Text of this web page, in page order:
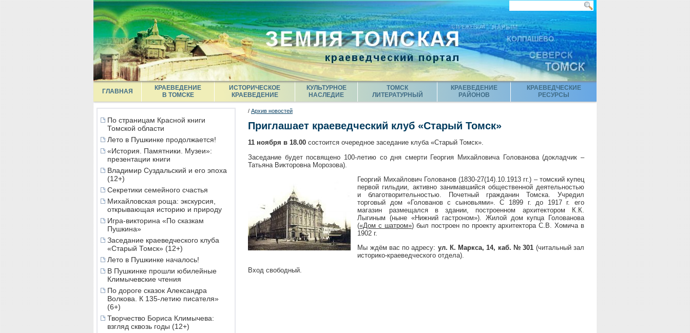
ГЛАВНАЯ
КРАЕВЕДЕНИЕ
В ТОМСКЕ
ИСТОРИЧЕСКОЕ
КРАЕВЕДЕНИЕ
КУЛЬТУРНОЕ
НАСЛЕДИЕ
ТОМСК
ЛИТЕРАТУРНЫЙ
КРАЕВЕДЕНИЕ
РАЙОНОВ
КРАЕВЕДЧЕСКИЕ
РЕСУРСЫ
По страницам Красной книги
Томской области
Лето в Пушкинке продолжается!
«История. Памятники. Музеи»:
презентации книги
Владимир Суздальский и его эпоха
(12+)
Секретики семейного счастья
Михайловская роща: экскурсия,
открывающая историю и природу
Игра-викторина «По сказкам
Пушкина»
Заседание краеведческого клуба
«Старый Томск» (12+)
Лето в Пушкинке началось!
В Пушкинке прошли юбилейные
Климычевские чтения
По дороге сказок Александра
Волкова. К 135-летию писателя»
(6+)
Творчество Бориса Климычева:
взгляд сквозь годы (12+)
/ Архив новостей
Приглашает краеведческий клуб «Старый Томск»
11 ноября в 18.00 состоится очередное заседание клуба «Старый Томск».
Заседание будет посвящено 100-летию со дня смерти Георгия Михайловича Голованова (докладчик –
Татьяна Викторовна Морозова).
Георгий Михайлович Голованов (1830-27(14).10.1913 гг.) – томский купец
первой гильдии, активно занимавшийся общественной деятельностью
и благотворительностью. Почетный гражданин Томска. Учредил
торговый дом «Голованов с сыновьями». С 1899 г. до 1917 г. его
магазин размещался в здании, построенном архитектором К.К.
Лыгиным (ныне «Нижний гастроном»). Жилой дом купца Голованова
(«Дом с шатром») был построен по проекту архитектора С.В. Хомича в
1902 г.
Мы ждём вас по адресу: ул. К. Маркса, 14, каб. № 301 (читальный зал
историко-краеведческого отдела).
Вход свободный.